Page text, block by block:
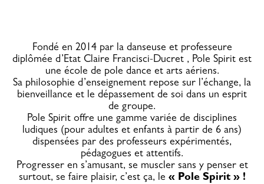
Fondé en 2014 par la danseuse et professeure
diplômée d’Etat Claire Francisci-Ducret , Pole Spirit est
une école de pole dance et arts aériens.
Sa philosophie d’enseignement repose sur l’échange, la
bienveillance et le dépassement de soi dans un esprit
de groupe.
Pole Spirit offre une gamme variée de disciplines
ludiques (pour adultes et enfants à partir de 6 ans)
dispensées par des professeurs expérimentés,
pédagogues et attentifs.
Progresser en s’amusant, se muscler sans y penser et
surtout, se faire plaisir, c’est ça, le « Pole Spirit » !